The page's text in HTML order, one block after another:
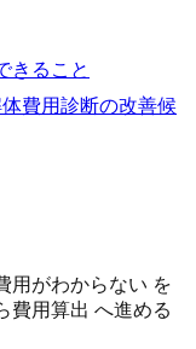
きること
費用診断の改善候
用がわからない を
費用算出 へ進める